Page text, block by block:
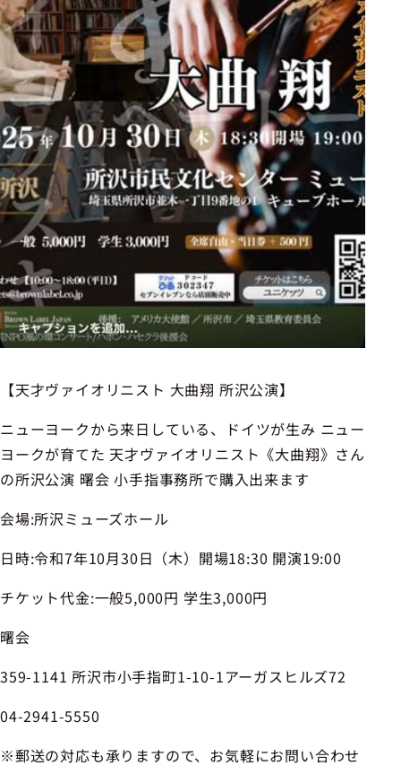
【天才ヴァイオリニスト 大曲翔 所沢公演】
ニューヨークから来日している、ドイツが生み ニュー
ヨークが育てた 天才ヴァイオリニスト《大曲翔》さん
の所沢公演 曙会 小手指事務所で購入出来ます
会場:所沢ミューズホール
日時:令和7年10月30日（木）開場18:30 開演19:00
チケット代金:一般5,000円 学生3,000円
曙会
359-1141 所沢市小手指町1-10-1アーガスヒルズ72
04-2941-5550
※郵送の対応も承りますので、お気軽にお問い合わせ